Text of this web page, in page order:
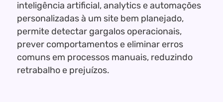
inteligência artificial, analytics e automações
personalizadas à um site bem planejado,
permite detectar gargalos operacionais,
prever comportamentos e eliminar erros
comuns em processos manuais, reduzindo
retrabalho e prejuízos.